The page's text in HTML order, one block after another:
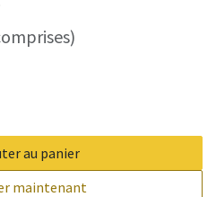
au panier
maintenant